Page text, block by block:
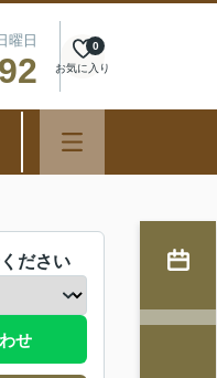
曜日
お気に入り
0
ださい
せ